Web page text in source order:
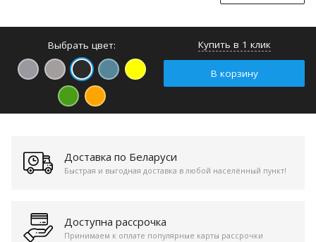
Выбрать цвет: Купить в 1 клик
В корзину
Доставка по Беларуси
Быстрая и выгодная доставка в любой населённый пункт!
Доступна рассрочка
Принимаем к оплате популярные карты рассрочки